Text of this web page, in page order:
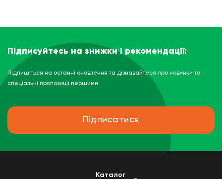
Підписуйтесь на знижки і рекомендації:
Підпишіться на останні оновлення та дізнавайтеся про новинки та
спеціальні пропозиції першими
Підписатися
Каталог